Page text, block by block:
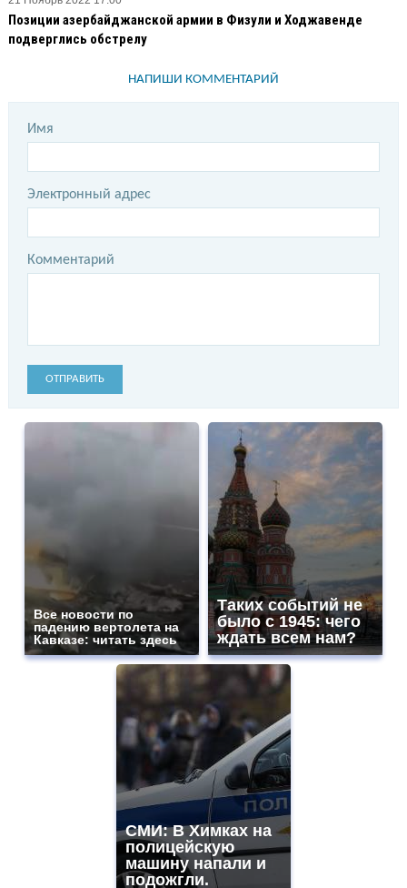
Позиции азербайджанской армии в Физули и Ходжавенде
подверглись обстрелу
НАПИШИ КОММЕНТАРИЙ
Имя
Электронный адрес
Комментарий
ОТПРАВИТЬ
Все новости по
падению вертолета на
Кавказе: читать здесь
Таких событий не
было с 1945: чего
ждать всем нам?
СМИ: В Химках на
полицейскую
машину напали и
подожгли.